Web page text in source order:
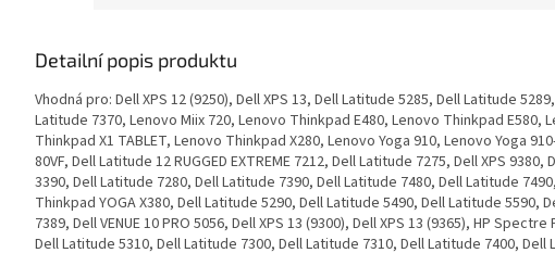
Detailní popis produktu
Vhodná pro: Dell XPS 12 (9250), Dell XPS 13, Dell Latitude 5285, Dell Latitude 5289, Dell Latitude 7370, Lenovo Miix 720, Lenovo Thinkpad E480, Lenovo Thinkpad E580, Lenovo Thinkpad X1 TABLET, Lenovo Thinkpad X280, Lenovo Yoga 910, Lenovo Yoga 910-13IKB 80VF, Dell Latitude 12 RUGGED EXTREME 7212, Dell Latitude 7275, Dell XPS 9380, Dell Latitude 3390, Dell Latitude 7280, Dell Latitude 7390, Dell Latitude 7480, Dell Latitude 7490, Lenovo Thinkpad YOGA X380, Dell Latitude 5290, Dell Latitude 5490, Dell Latitude 5590, Dell Latitude 7389, Dell VENUE 10 PRO 5056, Dell XPS 13 (9300), Dell XPS 13 (9365), HP Spectre PRO 13 G1, Dell Latitude 5310, Dell Latitude 7300, Dell Latitude 7310, Dell Latitude 7400, Dell Latitude 7410, Dell Latitude 9410, Lenovo Yoga 920-13IKB, Asus Zenbook 14 FLIP OLED UN5401, Asus Zenbook 14 FLIP OLED UN5401 (UN5401QA-KN163W), Asus Zenbook 14 FLIP OLED UN5401QA-KN163W, Asus Zenbook 14 UM425QA, Asus Zenbook 14 UM425QA (UM425QA-EH51), Asus Zenbook 14 UX425QA, Asus Zenbook 14X OLED A20-100P1A, Asus Zenbook 14X OLED UM5401, Asus Zenbook 14X OLED UM5401QA, Asus Zenbook 14X OLED UX3404, Asus Zenbook 14X OLED UX3404VC, Asus Zenbook 14X OLED UX5400EA, Asus Zenbook 14X OLED UX5400EAG, Asus Zenbook 14X OLED UX5400EG-XB73T, Asus Zenbook 14X OLED UX5401ZAS-KN050W, Asus Zenbook 14X UM5401, Asus Zenbook 14X UM5401QA, Asus Zenbook 14X UX5400, Asus Zenbook 14X UX5400EA, Asus Zenbook 14X UX5400EAG, Asus Zenbook 14X UX5401, Asus Zenbook 14X UX5401EA, Asus Zenbook A20-100P1A, Asus Zenbook UX3402ZA-KM054W, Asus Zenbook UX5400EG-UB76T, Asus Zenbook UX5401ZAS-KN050W, Asus Vivobook 13 SLATE OLED T3300KA-DH21T, Asus Vivobook 13 SLATE OLED T3300KA-DH26T, Asus Vivobook 13 SLATE T3300KA-LQ029W, Asus Vivobook 13 SLATE T3300KA-LQ069W, Asus Vivobook K3502ZA, Asus Vivobook S 15 OLED K3502ZA, Asus Vivobook S 15 OLED K3502ZA-L1056W, Asus Vivobook S 15 OLED K3502ZA-L1058W, Asus Vivobook S 16X S5602ZA-L2066, Asus Vivobook S14 OLED M3402QA, Asus Vivobook T3300KA, Asus Vivobook T3300KA-DH21T, Asus Rog G15, Asus ROG Zephyrus DUO 16 GX650, Asus ROG Zephyrus DUO 16 GX650RS, Asus ROG Zephyrus DUO 16 X650RM, Asus ROG Flow X13, Asus ROG Flow X13 GV301, Asus ROG Flow X13 GV301Q, Asus ROG Flow X13 GV301QC, Asus ROG Flow X13 GV301QH-K6005T, Asus ROG Flow X13 GV301R, Asus ROG Flow X13 GV301R-CLJ056W, Asus ROG Flow X13 GV301RA, Asus ROG Flow X13 GV301RA-LJ037W, Asus ROG Flow X13 GV301RC, Asus ROG Flow X13 GV301RC-LJ060W, Asus ROG Flow Z13, Asus ROG Flow Z13 GZ301, Asus ROG Flow Z13 GZ301Z, Asus ROG Flow Z13 GZ301ZC, Asus ROG Flow Z13 GZ301ZE, Dell Latitude 500, Dell Latitude 3380, Dell Latitude 5400, Dell Latitude 5500, Dell Latitude 7212, Dell Latitude 7289, Lenovo PAD5 PRO16, Lenovo Thinkpad R480, Lenovo Thinkpad S1-2018, Lenovo Thinkpad S2-2016, Lenovo Thinkpad S2-2017, Lenovo Thinkpad X1 TABLET 20JB002LUS, Lenovo Yoga 7 16IAH7, Lenovo Yoga 720, Lenovo Yoga SLIM 7 PRO 14IAP7, Lenovo Legion Y9000X, Lenovo ThinkBook 16 G4, Lenovo ThinkBook IAP-21EL0001KR, MSI Summit E16 FLIP A12UDT-041NEU, MSI Summit E16 FLIP A12UDT, MSI Summit E16FLIP A12UCT-028FR, MSI Summit E16FLIP A12UDT-041NEU, MSI Prestige 15 A12UD-010, Razer Blade Stealth GTX1650TI, Dell Latitude 11 5179, Dell Latitude 12 5289, Dell Latitude 13 7389 2-IN-1, Dell Latitude 13 7390, Dell Latitude 7410 (6RG8M), Dell Latitude 7410 (8WPHD), Dell Latitude 7410 (9DC9M), Dell Latitude 7410 (H1KN8), Dell Latitude 7410 (JKV5H), Dell Latitude 7410 (K7C9T), Dell Latitude 7410 (WT68M), Dell Venue 8 PRO 5855, HP Envy 17-CR0028NF, HP Envy 17-CR0055NG (72X91EA), HP Envy 17-CR0057NG (72X22EA), HP Envy 17-CR0075NG (72W71EA), HP Envy 17-CR0079NG (72W72EA), HP Envy 17-CR0150ND, HP Envy 17-CR0155NG (76R43EA), HP Envy 17-CR0176NG, HP Envy 17-CR0230ND, HP Envy 17-CR0275ND, HP Envy 17-CR0295ND, HP Envy 17-CR0375NG (741N2EA), HP Envy 17-CR0474NG, HP Envy 17-CR0503NA, HP Envy 17-CR0675ND, HP Envy 17-CR0755NG (6J9J3EA), HP Envy 17-CR0774NG (6J9J4EA), HP Envy 17-CR0775ND, HP Envy 17-CR0775NG (6Z7H7EA), HP Envy 17-CR0776NG (6J9J5EA), HP Envy 17-CR0778NG (6J9J6EA), HP Envy 17-CR0875ND, HP Envy 17-CR0970ND, HP Envy 17-CR0975ND, HP Envy 17-CR0980ND, Lenovo Yoga SLIM 7 14IIL05, Lenovo Yoga SLIM 7 14IIL05 (82A1007TMB), Lenovo Yoga SLIM 7 14IIL05 (82A10089MH), Lenovo Yoga SLIM 7 14IIL05 (82A10091MH), Lenovo Yoga SLIM 7 14IIL05 (82A10092MH), Lenovo Yoga SLIM 7 14IIL05 (82A100D1MH), Lenovo Yoga SLIM 7 14IIL05 (82A100DEMB), Lenovo Yoga SLIM 7 14IIL05 (82A100DGMH), Lenovo Yoga SLIM 7 14IIL05 (82A100DHMH), Lenovo Yoga SLIM 7 14IIL05 (82A100DKMH), Lenovo Yoga SLIM 7 14IIL05 (82A100DLMH), Lenovo Yoga SLIM 7 14IIL05 (82A100DMMH), Lenovo Yoga SLIM 7 14IIL05 (82A100DNMH), Lenovo Yoga SLIM 7 14IIL05 (82A100DPMH), Lenovo Yoga SLIM 7 14IIL05 (82A100E6MB), Lenovo Yoga SLIM 7 15IIL05, Lenovo Yoga SLIM 7 15IIL05 (82AA0013GE), Lenovo Yoga SLIM 7 15IIL05 (82AA0014GE), Lenovo Yoga SLIM 7 15IIL05 (82AA0017GE), Lenovo Yoga SLIM 7 15IIL05 (82AA001BCK), Lenovo Yoga SLIM 7 15IIL05 (82AA001MGE), Lenovo Yoga SLIM 7 15IIL05 (82AA0028MH), Lenovo Yoga SLIM 7 15IIL05 (82AA002QGE), Lenovo Yoga SLIM 7 15IIL05 (82AA0031GE), MSI Prestige 14 A10M, MSI Prestige 14 A10M-460, MSI Prestige 14 A10M-607FR, Acer Swift X SFX14-41G, Acer Swift X SFX14-41G-1RS6, Acer Swift X SFX14-41G-R0FB, Acer Swift X SFX14-41G-R1GH, Acer Swift X SFX14-41G-R1YX, Acer Swift X SFX14-41G-R6J5, Acer Swift X SFX14-41G-R6ZL, Acer Swift X SFX14-41G-R75H, Acer Swift X SFX14-41G-R7RV, Acer Swift X SFX14-41G-R85P, Acer Swift X SFX14-41G-R8AJ, Acer Swift X SFX14-41G-R8CE, Apple MacBook Pro 15 A1990, Apple MacBook Pro 15 A1990 (MID 2018), Apple MacBook Pro 15 A1990 (MID 2019), Asus Vivobook S 14 OLED M3402Q, Asus Vivobook S 14 OLED M3402QA, Asus Vivobook S 14 OLED M3402QA-KM012W, Asus Vivobook S 14 OLED M3402QA-KM013W, Asus Vivobook S 14 OLED M3402QA-KM071W, Asus Vivobook S 14 OLED M3402QA-KM107W, Asus Vivobook S 14 OLED M3402QA-KM116, Asus Vivobook S 14 OLED M3402QA-KM522W, Asus Vivobook S 14 OLED M3402QA-KM731W, Asus Vivobook S 14X OLED S5402Z, Asus Vivobook S 14X OLED S5402ZA, Asus Vivobook S 14X OLED S5402ZA-DB51, Asus Vivobook S 14X OLED S5402ZA-IS74, Asus Vivobook S 14X OLED S5402ZA-M9020W, Asus Vivobook S 14X OLED S5402ZA-M9050WS, Asus Vivobook S 14X OLED S5402ZA-M9058W, Asus Vivobook S 14X OLED S5402ZA-M9065W, Asus Vivobook S 14X OLED S5402ZA-M9066W, Asus Vivobook S 14X OLED S5402ZA-M9077W, Asus Vivobook S 14X OLED S5402ZA-M9101W, Asus Vivobook S 14X OLED S5402ZA-M9189WS, Asus Vivobook S 14X OLED S5402ZA-M9501WS, Asus Vivobook S 14X OLED S5402ZA-M9701WS, Asus Vivobook S 16X M5602Q, Asus Vivobook S 16X M5602QA, Asus Vivobook S 16X M5602QA-KV009W, Asus Vivobook S 16X M5602QA-KV087, Asus Vivobook S 16X M5602QA-KV090, Asus Vivobook S 16X M5602QA-KV102W, Asus Vivobook S 16X M5602QA-KV103X, Asus Vivobook S 16X M5602QA-KV104W, Asus Vivobook S 16X M5602QA-KV105W, Asus Vivobook S 16X M5602QA-KV119, Asus Vivobook S 16X M5602QA-KV120, Asus Vivobook S 16X M5602QA-KV121, Asus Vivobook S 16X M5602QA-L2117, Asus Vivobook S 16X M5602QA-MB092, Asus Vivobook S 16X M5602QA-MB128, Asus Vivobook S 16X M5602QA-MB95, Asus Vivobook S15 M3502Q, Asus Vivobook S15 M3502QA, Asus Vivobook S15 M3502QA-BQ088W, Asus Vivobook S15 M3502QA-MA001, Asus Vivobook S15 M3502QA-MA011W, Asus Vivobook S15 M3502QA-MA013W, Asus Vivobook S15 M3502QA-MA015W, Asus Vivobook S15 M3502QA-MA048W, Asus Vivobook S15 M3502QA-MA103W, Asus Vivobook S15 M3502QA-MA117, Asus Vivobook S15 M3502QA-MA142, Asus Vivobook S15 M3502QA-MA228, Asus Vivobook S15 M3502QA-MA522W, Asus Vivobook S15 M3502QA-MA732W, Asus ExpertBook B5 B5602CBA, Asus ExpertBook B5 B5602CBA-MB0220X, Asus ExpertBook B5 B5602CBA-MB0221X, Asus ExpertBook B5 B5602CBA-MB0222X, Asus ExpertBook B5 B5602CBA-MB0223X, Asus ExpertBook B5 B5602CBA-MB0267X, Asus ExpertBook B5 B5602CBN, Asus ExpertBook B5 FLIP B5602FBA, Asus ExpertBook B5 FLIP B5602FBA-MG0059X, Asus ExpertBook B5 FLIP B5602FBN, Dell Latitude 13 7300, Dell Latitude 13 7300 (6HH99), Dell Latitude 13 7300 (K3WG6), Dell Latitude 13 7300 (V238G), Dell Latitude 13 7370, Dell Latitude 13 7370 (513F1), Dell Latitude 13 7370 (JYCDW), Dell Latitude 14 9410, Dell Latitude 14 9410 (40DHN), Dell Latitude 14 9410 (C6RC2), Dell Latitude 15 5521, Dell Latitude 15 9510, Dell Latitude 15 9510 (16X54), Dell Latitude 15 9510 (6HN1M), Dell Latitude 15 9510 (MP76T), Dell Latitude 15 9510 (YRRY3), Dell Latitude 5430, Dell Latitude 5430 (1WNM8), Dell Latitude 5430 (4GF10), Dell Latitude 5430 (51PWX), Dell Latitude 5430 (CD2XC), Dell Latitude 5430 (H7NMH), Dell Latitude 5430 (HGJ9X), Dell Latitude 5430 (J7X68), Dell Latitude 5430 (N0M6K), Dell Latitude 5430 (VTJ66), Dell Latitude 5430 RUGGED, Dell Latitude 7310 (CT7X0), Dell Latitude 7330 RUGGED EXTREME, Dell Latitude 9410 (HXFHT), Dell Latitude 9410 (JNMWD), Dell Latitude 9410 (P20MK), Dell Precision 15 3570, Dell Precision 15 3570 (16RPK), Dell Precision 15 3570 (2WFFN), Dell Precision 15 3570 (6M9N5), Dell Precision 15 3570 (DPGPF), Dell Precision 15 3570 (G3RW9), Dell Precision 15 3570 (RF0WD), Dell Precision 15 3570 (XCW71), Dell Precision 15 3570 (Y7546), Dell Precision 3570, Fujitsu Siemens Lifebook U7411, Fujitsu Siemens Lifebook U9312, Fujitsu Siemens Lifebook U9312X, HP Pavilion PLUS 14-EH0060ND, HP Pavilion PLUS 14-EH0080ND, HP Pavilion PLUS 14-EH0085ND, HP Pavilion PLUS 14-EH0150ND, HP Pavilion PLUS 14-EH0155ND, HP Pavilion PLUS 14-EH0250ND, HP Pavilion PLUS 14-EH0255ND, HP Pavilion PLUS 14-